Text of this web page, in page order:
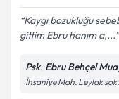
Kaygı bozukluğu
gittim Ebru hanım a,...
Psk. Ebru Behçel
İhsaniye Mah. Leylak